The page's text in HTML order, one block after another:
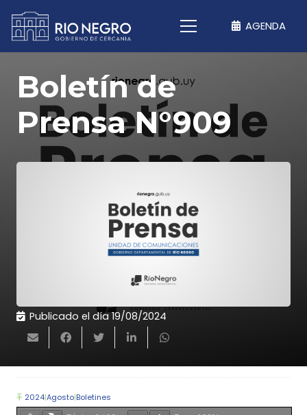
AGENDA
Boletín de
Prensa N°909
Publicado el día19/08/2024
2024|Agosto|Boletines